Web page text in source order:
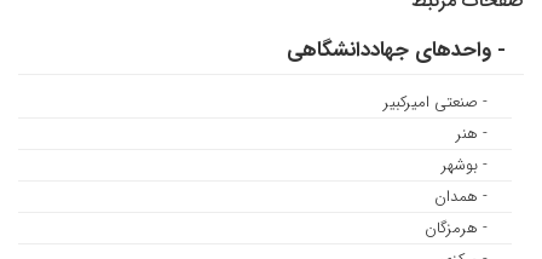
- واحدهای جهاددانشگاهی
- صنعتی امیرکبیر
- هنر
- بوشهر
- همدان
- هرمزگان